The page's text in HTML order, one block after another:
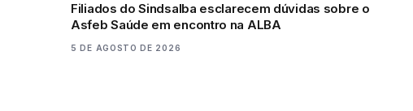
Filiados do Sindsalba esclarecem dúvidas sobre o
Asfeb Saúde em encontro na ALBA
5 DE AGOSTO DE 2026